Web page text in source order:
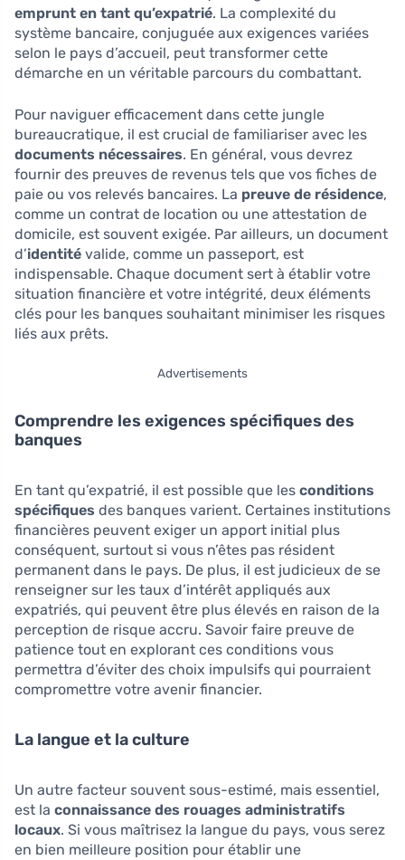
emprunt en tant qu’expatrié. La complexité du
système bancaire, conjuguée aux exigences variées
selon le pays d’accueil, peut transformer cette
démarche en un véritable parcours du combattant.
Pour naviguer efficacement dans cette jungle
bureaucratique, il est crucial de familiariser avec les
documents nécessaires. En général, vous devrez
fournir des preuves de revenus tels que vos fiches de
paie ou vos relevés bancaires. La preuve de résidence,
comme un contrat de location ou une attestation de
domicile, est souvent exigée. Par ailleurs, un document
d’identité valide, comme un passeport, est
indispensable. Chaque document sert à établir votre
situation financière et votre intégrité, deux éléments
clés pour les banques souhaitant minimiser les risques
liés aux prêts.
Advertisements
Comprendre les exigences spécifiques des
banques
En tant qu’expatrié, il est possible que les conditions
spécifiques des banques varient. Certaines institutions
financières peuvent exiger un apport initial plus
conséquent, surtout si vous n’êtes pas résident
permanent dans le pays. De plus, il est judicieux de se
renseigner sur les taux d’intérêt appliqués aux
expatriés, qui peuvent être plus élevés en raison de la
perception de risque accru. Savoir faire preuve de
patience tout en explorant ces conditions vous
permettra d’éviter des choix impulsifs qui pourraient
compromettre votre avenir financier.
La langue et la culture
Un autre facteur souvent sous-estimé, mais essentiel,
est la connaissance des rouages administratifs
locaux. Si vous maîtrisez la langue du pays, vous serez
en bien meilleure position pour établir une